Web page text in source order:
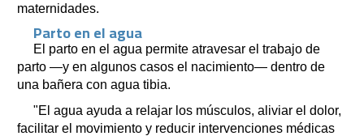
maternidades.
Parto en el agua
El parto en el agua permite atravesar el trabajo de
parto —y en algunos casos el nacimiento— dentro de
una bañera con agua tibia.
"El agua ayuda a relajar los músculos, aliviar el dolor,
facilitar el movimiento y reducir intervenciones médicas